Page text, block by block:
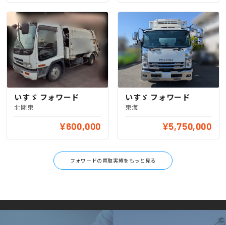
いすゞ フォワード
北関東
¥600,000
いすゞ フォワード
東海
¥5,750,000
フォワードの買取実績をもっと見る